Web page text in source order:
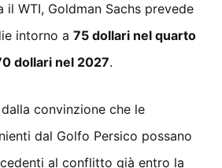
il WTI, Goldman Sachs prevede
intorno a 75 dollari nel quarto
dollari nel 2027.
convinzione che le
dal Golfo Persico possano
al conflitto già entro la